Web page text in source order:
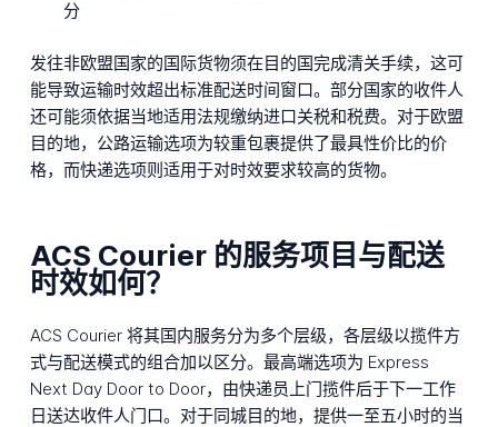
分
发往非欧盟国家的国际货物须在目的国完成清关手续，这可
能导致运输时效超出标准配送时间窗口。部分国家的收件人
还可能须依据当地适用法规缴纳进口关税和税费。对于欧盟
目的地，公路运输选项为较重包裹提供了最具性价比的价
格，而快递选项则适用于对时效要求较高的货物。
ACS Courier 的服务项目与配送
时效如何？
ACS Courier 将其国内服务分为多个层级，各层级以揽件方
式与配送模式的组合加以区分。最高端选项为 Express
Next Day Door to Door，由快递员上门揽件后于下一工作
日送达收件人门口。对于同城目的地，提供一至五小时的当